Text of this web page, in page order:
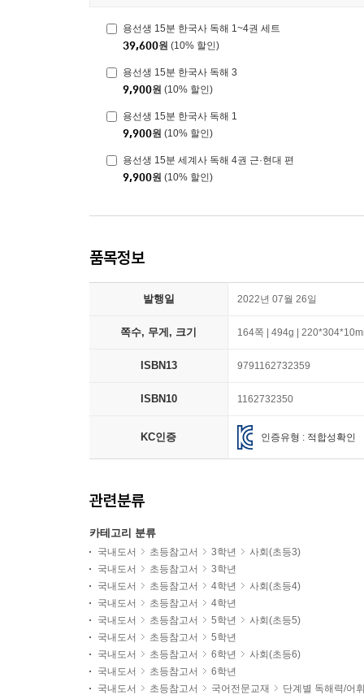
용선생 15분 한국사 독해 1~4권 세트
39,600원 (10% 할인)
용선생 15분 한국사 독해 3
9,900원 (10% 할인)
용선생 15분 한국사 독해 1
9,900원 (10% 할인)
용선생 15분 세계사 독해 4권 근·현대 편
9,900원 (10% 할인)
품목정보
발행일 2022년 07월 26일
쪽수, 무게, 크기 164쪽 | 494g |
ISBN13 9791162732359
ISBN10 1162732350
KC인증 인증유형 : 적합성확인
관련분류
카테고리 분류
국내도서 초등참고서 3학년
사회(초등3)
국내도서
초등참고서
3학년
국내도서
초등참고서 4학년
사회(초등4)
국내도서
초등참고서
4학년
국내도서
초등참고서 5학년
사회(초등5)
국내도서
초등참고서
5학년
국내도서
초등참고서 6학년
사회(초등6)
국내도서
초등참고서
6학년
국내도서
초등참고서 국어전문교재
단계별 독해력/어